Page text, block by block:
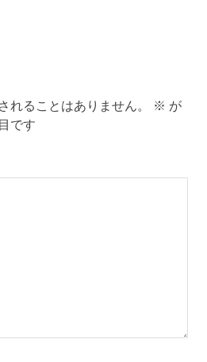
れることはありません。 ※ が
です